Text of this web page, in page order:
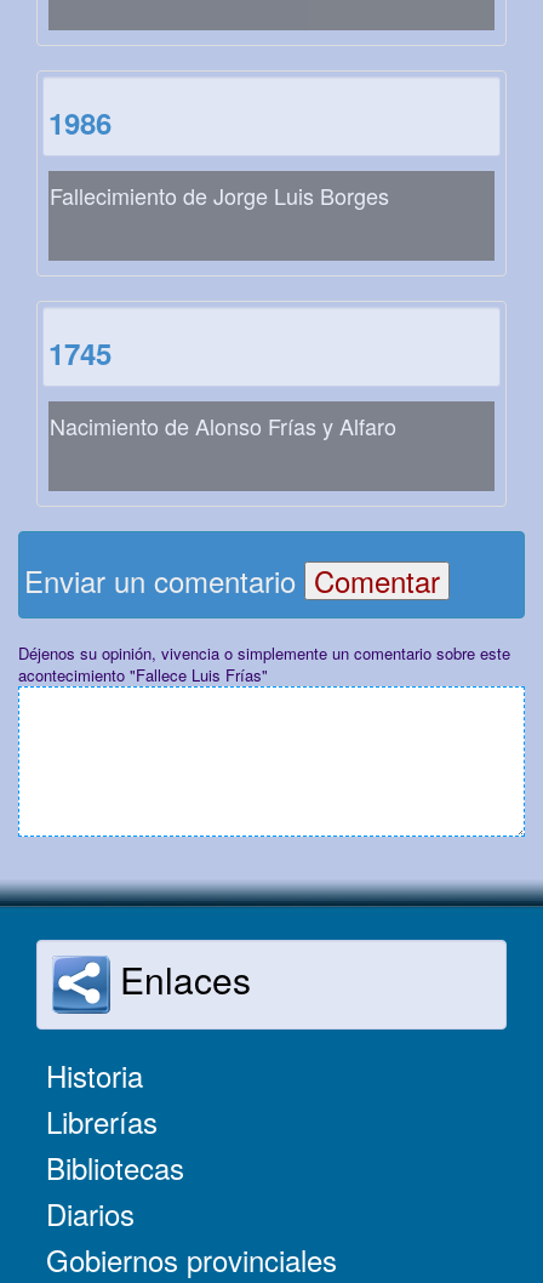
1986
Fallecimiento de Jorge Luis Borges
1745
Nacimiento de Alonso Frías y Alfaro
Enviar un comentario
Déjenos su opinión, vivencia o simplemente un comentario sobre este
acontecimiento "Fallece Luis Frías"
Enlaces
Historia
Librerías
Bibliotecas
Diarios
Gobiernos provinciales